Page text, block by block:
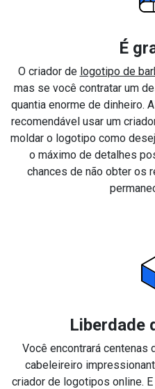
É
O criador de logotipo de
mas se você contratar um
quantia enorme de dinheiro.
recomendável usar um
moldar o logotipo como
o máximo de detalhes
chances de não obter os
Liberdade
Você encontrará
cabeleireiro
criador de logotipos online.